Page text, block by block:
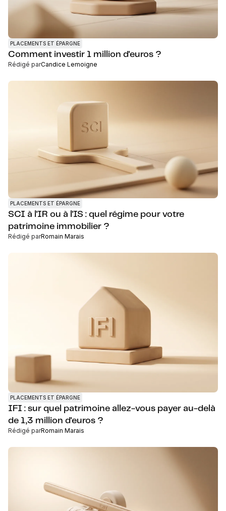
PLACEMENTS ET ÉPARGNE
Comment investir 1 million d'euros ?
Rédigé parCandice Lemoigne
PLACEMENTS ET ÉPARGNE
SCI à l'IR ou à l'IS : quel régime pour votre
patrimoine immobilier ?
Rédigé parRomain Marais
PLACEMENTS ET ÉPARGNE
IFI : sur quel patrimoine allez-vous payer au-delà
de 1,3 million d'euros ?
Rédigé parRomain Marais